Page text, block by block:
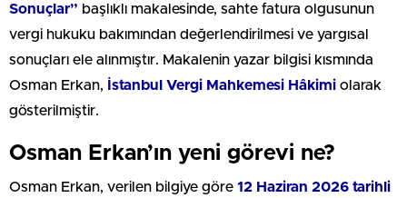
Sonuçlar” başlıklı makalesinde, sahte fatura olgusunun
vergi hukuku bakımından değerlendirilmesi ve yargısal
sonuçları ele alınmıştır. Makalenin yazar bilgisi kısmında
Osman Erkan,
İstanbul Vergi Mahkemesi Hâkimi olarak
gösterilmiştir.
Osman Erkan’ın yeni görevi ne?
Osman Erkan, verilen bilgiye göre 12 Haziran 2026 tarihli